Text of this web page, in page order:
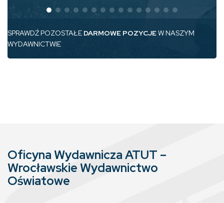
SPRAWDŹ POZOSTAŁE DARMOWE POZYCJEW NASZYM
WYDAWNICTWIE
Oficyna Wydawnicza ATUT –
Wrocławskie Wydawnictwo
Oświatowe